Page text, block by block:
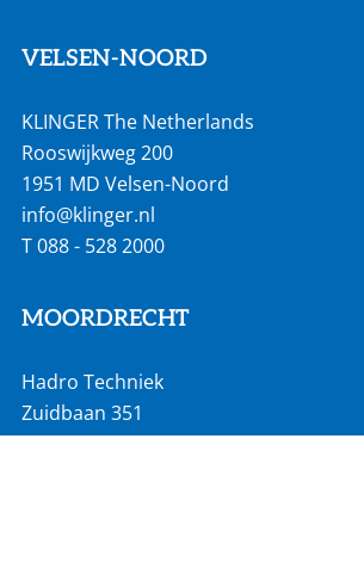
VELSEN-NOORD
KLINGER The Netherlands
Rooswijkweg 200
1951 MD Velsen-Noord
info@klinger.nl
T088 - 528 2000
MOORDRECHT
Hadro Techniek
Zuidbaan 351
2841 MD Moordrecht